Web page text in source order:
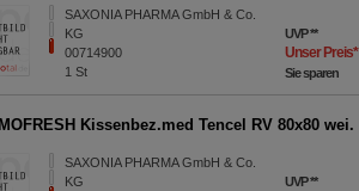
SAXONIA PHARMA GmbH & Co.
KG
00714900
1St
UVP**
Unser Preis*
Sie sparen
Kissenbez.med Tencel RV 80x80 wei.
SAXONIA PHARMA GmbH & Co.
KG
UVP**